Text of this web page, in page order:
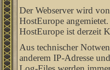
Der Webserver wird
HostEurope
HostEurope ist derzeit
Aus technischer
anderem IP-Adresse